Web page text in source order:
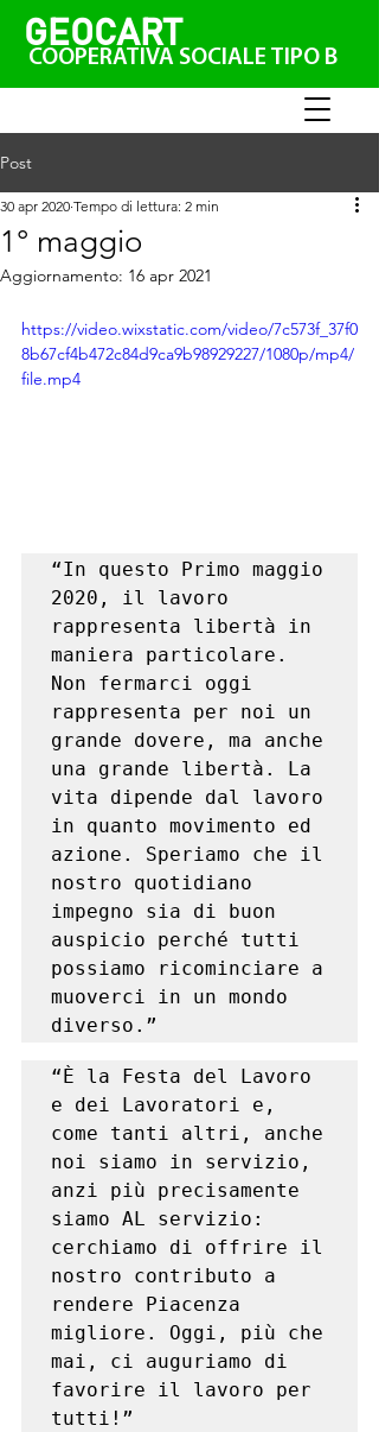
GEOCART
COOPERATIVA SOCIALE TIPO B
Post
1° maggio
30 apr 2020 Tempo di lettura: 2 min
Aggiornamento: 16 apr 2021
https://video.wixstatic.com/video/7c573f_37f0
8b67cf4b472c84d9ca9b98929227/1080p/mp4/
file.mp4
“In questo Primo maggio
2020, il lavoro
rappresenta libertà in
maniera particolare.
Non fermarci oggi
rappresenta per noi un
grande dovere, ma anche
una grande libertà. La
vita dipende dal lavoro
in quanto movimento ed
azione. Speriamo che il
nostro quotidiano
impegno sia di buon
auspicio perché tutti
possiamo ricominciare a
muoverci in un mondo
diverso.”
“È la Festa del Lavoro
e dei Lavoratori e,
come tanti altri, anche
noi siamo in servizio,
anzi più precisamente
siamo AL servizio:
cerchiamo di offrire il
nostro contributo a
rendere Piacenza
migliore. Oggi, più che
mai, ci auguriamo di
favorire il lavoro per
tutti!”